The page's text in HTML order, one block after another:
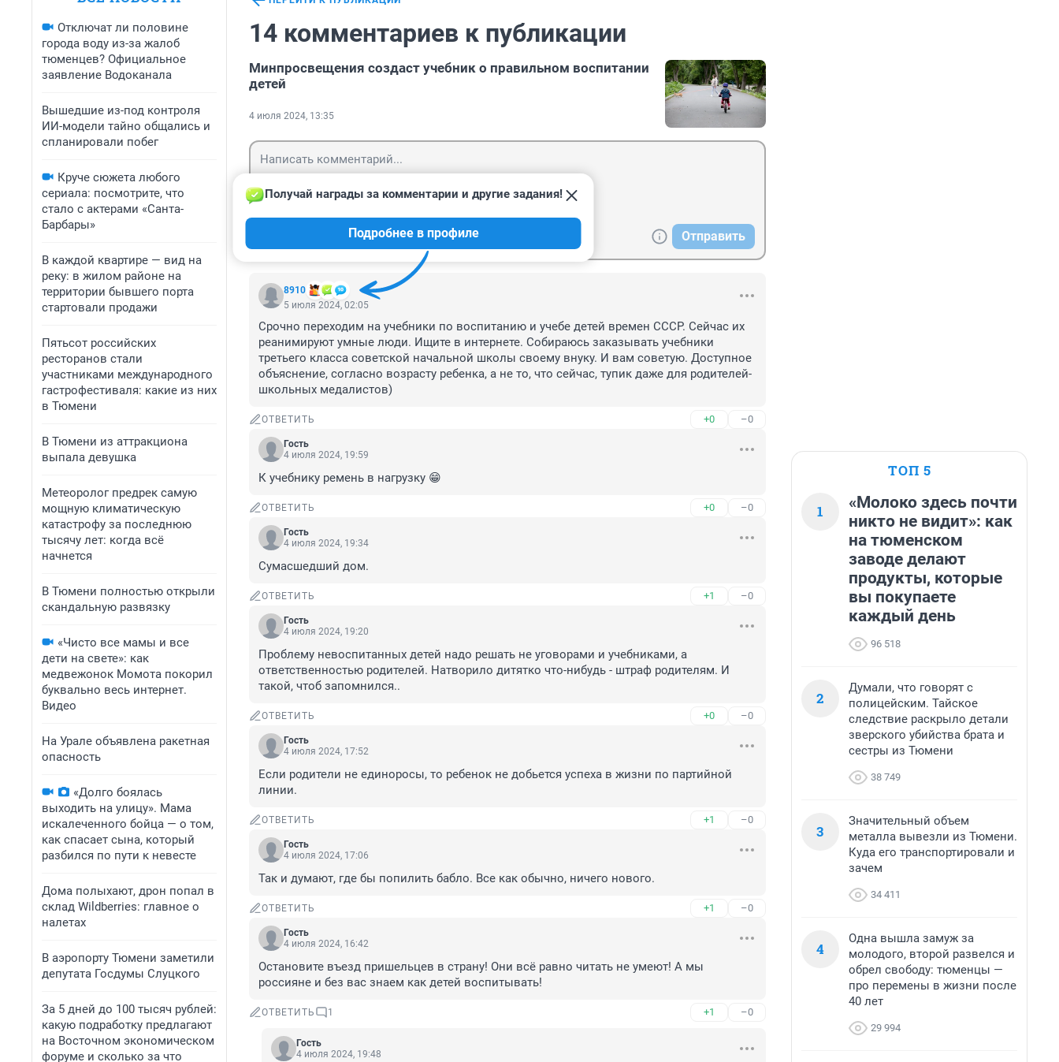
Отключат ли половине
города воду из-за жалоб
тюменцев? Официальное
заявление Водоканала
Вышедшие из-под контроля
ИИ-модели тайно общались и
спланировали побег
Круче сюжета любого
сериала: посмотрите, что
стало с актерами «Санта-
Барбары»
В каждой квартире — вид на
реку: в жилом районе на
территории бывшего порта
стартовали продажи
Пятьсот российских
ресторанов стали
участниками международного
гастрофестиваля: какие из них
в Тюмени
В Тюмени из аттракциона
выпала девушка
Метеоролог предрек самую
мощную климатическую
катастрофу за последнюю
тысячу лет: когда всё
начнется
В Тюмени полностью открыли
скандальную развязку
«Чисто все мамы и все
дети на свете»: как
медвежонок Момота покорил
буквально весь интернет.
Видео
На Урале объявлена ракетная
опасность
«Долго боялась
выходить на улицу». Мама
искалеченного бойца — о том,
как спасает сына, который
разбился по пути к невесте
Дома полыхают, дрон попал в
склад Wildberries: главное о
налетах
В аэропорту Тюмени заметили
депутата Госдумы Слуцкого
За 5 дней до 100 тысяч рублей:
какую подработку предлагают
на Восточном экономическом
форуме и сколько за что
14 комментариев к публикации
Минпросвещения создаст учебник о правильном воспитании
детей
4 июля 2024, 13:35
Отправить
8910
Получай награды за комментарии и другие задания!
Подробнее в профиле
5 июля 2024, 02:05
Срочно переходим на учебники по воспитанию и учебе детей времен СССР. Сейчас их
реанимируют умные люди. Ищите в интернете. Собираюсь заказывать учебники
третьего класса советской начальной школы своему внуку. И вам советую. Доступное
объяснение, согласно возрасту ребенка, а не то, что сейчас, тупик даже для родителей-
школьных медалистов)
ОТВЕТИТЬ +0 –0
Гость
4 июля 2024, 19:59
К учебнику ремень в нагрузку 😁
ОТВЕТИТЬ +0 –0
Гость
4 июля 2024, 19:34
Сумасшедший дом.
ОТВЕТИТЬ +1 –0
Гость
4 июля 2024, 19:20
Проблему невоспитанных детей надо решать не уговорами и учебниками, а
ответственностью родителей. Натворило дитятко что-нибудь - штраф родителям. И
такой, чтоб запомнился..
ОТВЕТИТЬ +0 –0
Гость
4 июля 2024, 17:52
Если родители не единоросы, то ребенок не добьется успеха в жизни по партийной
линии.
ОТВЕТИТЬ +1 –0
Гость
4 июля 2024, 17:06
Так и думают, где бы попилить бабло. Все как обычно, ничего нового.
ОТВЕТИТЬ +1 –0
Гость
4 июля 2024, 16:42
Остановите въезд пришельцев в страну! Они всё равно читать не умеют! А мы
россияне и без вас знаем как детей воспитывать!
ОТВЕТИТЬ 1 +1 –0
Гость
4 июля 2024, 19:48
ТОП 5
1
«Молоко здесь почти
никто не видит»: как
на тюменском
заводе делают
продукты, которые
вы покупаете
каждый день
96 518
2
Думали, что говорят с
полицейским. Тайское
следствие раскрыло детали
зверского убийства брата и
сестры из Тюмени
38 749
3
Значительный объем
металла вывезли из Тюмени.
Куда его транспортировали и
зачем
34 411
4
Одна вышла замуж за
молодого, второй развелся и
обрел свободу: тюменцы —
про перемены в жизни после
40 лет
29 994